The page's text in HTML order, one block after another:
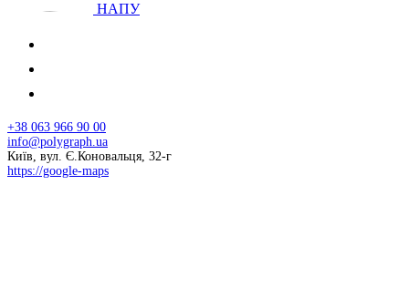
НАПУ
+38 063 966 90 00
info@polygraph.ua
Київ, вул. Є.Коновальця, 32-г
https://google-maps